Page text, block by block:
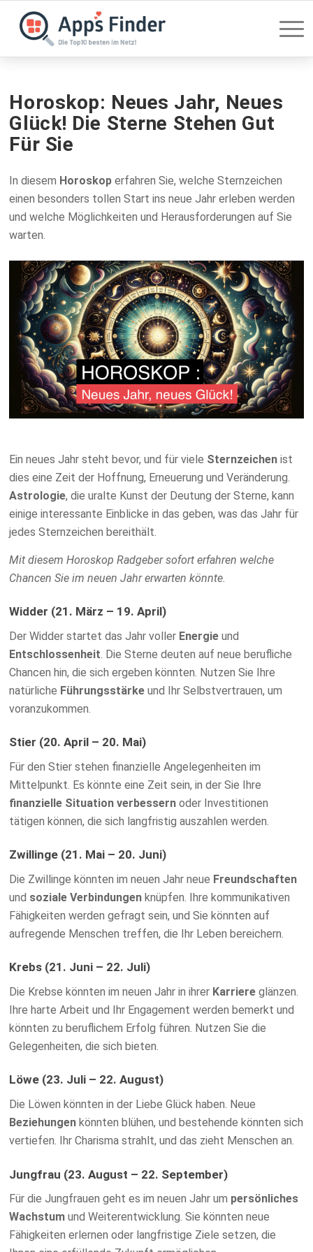
Horoskop: Neues Jahr, Neues
Glück! Die Sterne Stehen Gut
Für Sie
In diesem Horoskop erfahren Sie, welche Sternzeichen
einen besonders tollen Start ins neue Jahr erleben werden
und welche Möglichkeiten und Herausforderungen auf Sie
warten.
Ein neues Jahr steht bevor, und für viele Sternzeichen ist
dies eine Zeit der Hoffnung, Erneuerung und Veränderung.
Astrologie, die uralte Kunst der Deutung der Sterne, kann
einige interessante Einblicke in das geben, was das Jahr für
jedes Sternzeichen bereithält.
Mit diesem Horoskop Radgeber sofort erfahren welche
Chancen Sie im neuen Jahr erwarten könnte.
Widder (21. März – 19. April)
Der Widder startet das Jahr voller Energie und
Entschlossenheit . Die Sterne deuten auf neue berufliche
Chancen hin, die sich ergeben könnten. Nutzen Sie Ihre
natürliche Führungsstärke und Ihr Selbstvertrauen, um
voranzukommen.
Stier (20. April – 20. Mai)
Für den Stier stehen finanzielle Angelegenheiten im
Mittelpunkt. Es könnte eine Zeit sein, in der Sie Ihre
finanzielle Situation verbessern oder Investitionen
tätigen können, die sich langfristig auszahlen werden.
Zwillinge (21. Mai – 20. Juni)
Die Zwillinge könnten im neuen Jahr neue Freundschaften
und soziale Verbindungen knüpfen. Ihre kommunikativen
Fähigkeiten werden gefragt sein, und Sie könnten auf
aufregende Menschen treffen, die Ihr Leben bereichern.
Krebs (21. Juni – 22. Juli)
Die Krebse könnten im neuen Jahr in ihrer Karriere glänzen.
Ihre harte Arbeit und Ihr Engagement werden bemerkt und
könnten zu beruflichem Erfolg führen. Nutzen Sie die
Gelegenheiten, die sich bieten.
Löwe (23. Juli – 22. August)
Die Löwen könnten in der Liebe Glück haben. Neue
Beziehungen könnten blühen, und bestehende könnten sich
vertiefen. Ihr Charisma strahlt, und das zieht Menschen an.
Jungfrau (23. August – 22. September)
Für die Jungfrauen geht es im neuen Jahr um persönliches
Wachstum und Weiterentwicklung. Sie könnten neue
Fähigkeiten erlernen oder langfristige Ziele setzen, die